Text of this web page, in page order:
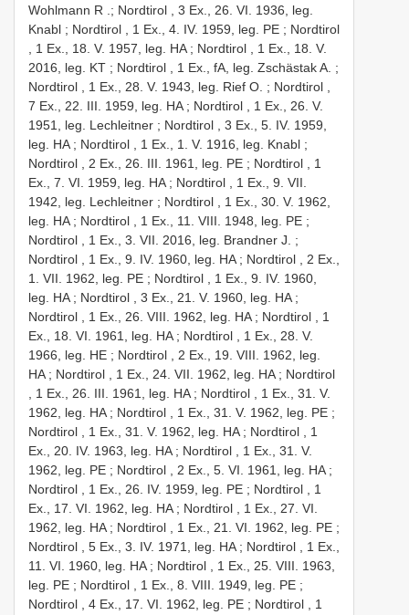
Wohlmann R .; Nordtirol , 3 Ex., 26. VI. 1936, leg.
Knabl ; Nordtirol , 1 Ex., 4. IV. 1959, leg. PE ; Nordtirol
, 1 Ex., 18. V. 1957, leg. HA; Nordtirol , 1 Ex., 18. V.
2016, leg. KT ; Nordtirol , 1 Ex., fA, leg. Zschästak A. ;
Nordtirol , 1 Ex., 28. V. 1943, leg. Rief O. ; Nordtirol ,
7 Ex., 22. III. 1959, leg. HA; Nordtirol , 1 Ex., 26. V.
1951, leg. Lechleitner ; Nordtirol , 3 Ex., 5. IV. 1959,
leg. HA; Nordtirol , 1 Ex., 1. V. 1916, leg. Knabl ;
Nordtirol , 2 Ex., 26. III. 1961, leg. PE ; Nordtirol , 1
Ex., 7. VI. 1959, leg. HA; Nordtirol , 1 Ex., 9. VII.
1942, leg. Lechleitner ; Nordtirol , 1 Ex., 30. V. 1962,
leg. HA; Nordtirol , 1 Ex., 11. VIII. 1948, leg. PE ;
Nordtirol , 1 Ex., 3. VII. 2016, leg. Brandner J. ;
Nordtirol , 1 Ex., 9. IV. 1960, leg. HA; Nordtirol , 2 Ex.,
1. VII. 1962, leg. PE ; Nordtirol , 1 Ex., 9. IV. 1960,
leg. HA; Nordtirol , 3 Ex., 21. V. 1960, leg. HA;
Nordtirol , 1 Ex., 26. VIII. 1962, leg. HA; Nordtirol , 1
Ex., 18. VI. 1961, leg. HA; Nordtirol , 1 Ex., 28. V.
1966, leg. HE ; Nordtirol , 2 Ex., 19. VIII. 1962, leg.
HA; Nordtirol , 1 Ex., 24. VII. 1962, leg. HA; Nordtirol
, 1 Ex., 26. III. 1961, leg. HA; Nordtirol , 1 Ex., 31. V.
1962, leg. HA; Nordtirol , 1 Ex., 31. V. 1962, leg. PE ;
Nordtirol , 1 Ex., 31. V. 1962, leg. HA; Nordtirol , 1
Ex., 20. IV. 1963, leg. HA; Nordtirol , 1 Ex., 31. V.
1962, leg. PE ; Nordtirol , 2 Ex., 5. VI. 1961, leg. HA;
Nordtirol , 1 Ex., 26. IV. 1959, leg. PE ; Nordtirol , 1
Ex., 17. VI. 1962, leg. HA; Nordtirol , 1 Ex., 27. VI.
1962, leg. HA; Nordtirol , 1 Ex., 21. VI. 1962, leg. PE ;
Nordtirol , 5 Ex., 3. IV. 1971, leg. HA; Nordtirol , 1 Ex.,
11. VI. 1960, leg. HA; Nordtirol , 1 Ex., 25. VIII. 1963,
leg. PE ; Nordtirol , 1 Ex., 8. VIII. 1949, leg. PE ;
Nordtirol , 4 Ex., 17. VI. 1962, leg. PE ; Nordtirol , 1